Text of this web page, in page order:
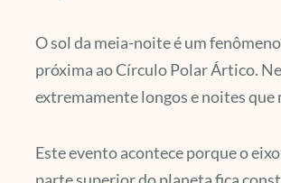
O sol da meia-noite é um
próxima ao Círculo Polar Ártico.
extremamente longos e noites
Este evento acontece porque o
parte superior do planeta fica